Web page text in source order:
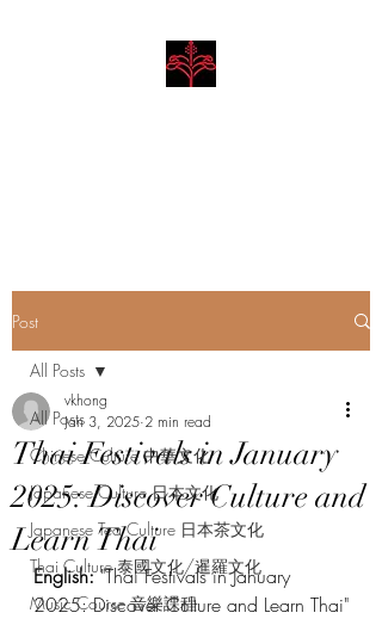
Post
All Posts
Chinese Culture 中華文化
Japanese Culture 日本文化
Japanese Tea Culture 日本茶文化
Thai Culture 泰國文化/暹羅文化
Music Course 音樂課程
All Posts
Thai Festivals in January
2025: Discover Culture and
Learn Thai
vkhong
Jan 3, 2025 2 min read
English: "Thai Festivals in January
2025: Discover Culture and Learn Thai"